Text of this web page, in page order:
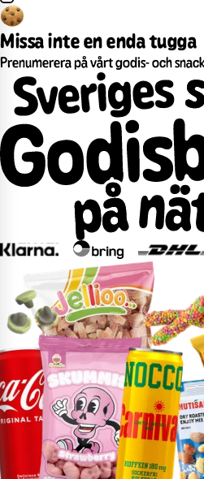
Missa inte en enda tugga
Prenumerera på vårt godis- och